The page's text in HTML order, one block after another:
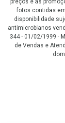
fotos contidas
disponibilidade
antimicrobianos
344 - 01/02/1999 -
de Vendas e